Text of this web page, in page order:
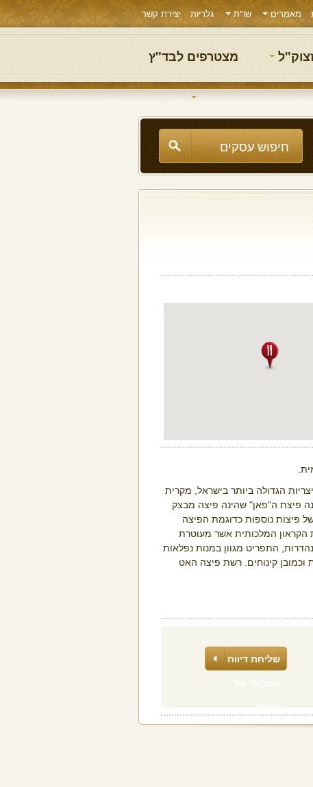
מאמרים שו"ת גלריות יצירת קשר
מצטרפים לבד"ץ
הגדולה ביותר בישראל, מקרית
פיצת ה"פאן" שהינה פיצה מבצק
פיצות נוספות כדוגמת הפיצה
הקראון המלכותית אשר מעוטרת
התפריט מגוון במנות נפלאות
וכמובן קינוחים. רשת פיצה האט
שליחת דיווח